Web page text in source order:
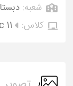
شعبه:
کلاس:
11